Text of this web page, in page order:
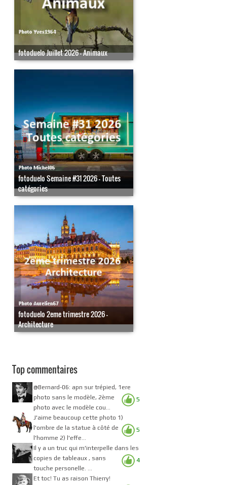
fotoduelo Juillet 2026 - Animaux
fotoduelo Semaine #31 2026 - Toutes
catégories
fotoduelo 2eme trimestre 2026 -
Architecture
Top commentaires
5
@Bernard-06: apn sur trépied, 1ere
photo sans le modèle, 2ème
photo avec le modèle cou...
5
J'aime beaucoup cette photo 1)
l'ombre de la statue à côté de
l'homme 2) l'effe...
4
Il y a un truc qui m'interpelle dans les
copies de tableaux , sans
touche personelle. ...
Et toc! Tu as raison Thierry!